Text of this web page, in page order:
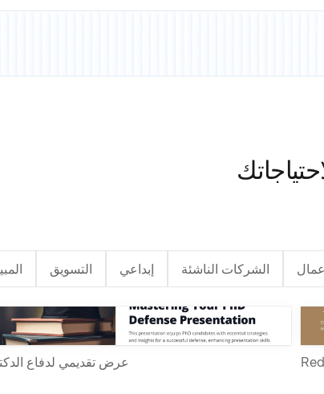
الشركات الناشئة إبداعي التسويق
عرض تقديمي لدفاع